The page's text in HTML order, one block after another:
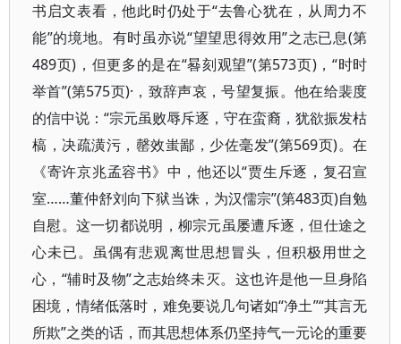
书启文表看，他此时仍处于“去鲁心犹在，从周力不
能”的境地。有时虽亦说“望望思得效用”之志已息(第
489页)，但更多的是在“晷刻观望”(第573页)，“时时
举首”(第575页)·，致辞声哀，号望复振。他在给裴度
的信中说：“宗元虽败辱斥逐，守在蛮裔，犹欲振发枯
槁，决疏潢污，罄效蚩鄙，少佐毫发”(第569页)。在
《寄许京兆孟容书》中，他还以“贾生斥逐，复召宣
室……董仲舒刘向下狱当诛，为汉儒宗”(第483页)自勉
自慰。这一切都说明，柳宗元虽屡遭斥逐，但仕途之
心未已。虽偶有悲观离世思想冒头，但积极用世之
心，“辅时及物”之志始终未灭。这也许是他一旦身陷
困境，情绪低落时，难免要说几句诸如“净土”“其言无
所欺”之类的话，而其思想体系仍坚持气一元论的重要